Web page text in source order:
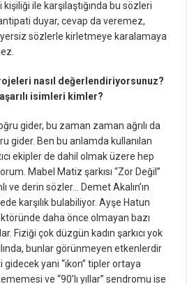
ile karşılaştığında bu sözleri
duyar, cevap da veremez,
sözlerle kirletmeye karalamaya
nasıl değerlendiriyorsunuz?
isimleri kimler?
gider, bu zaman zaman ağrılı da
gider. Ben bu anlamda kullanılan
ekipler de dahil olmak üzere hep
Mabel Matiz şarkısı “Zor Değil”
ve derin sözler… Demet Akalın’ın
karşılık bulabiliyor. Ayşe Hatun
daha önce olmayan bazı
Fiziği çok düzgün kadın şarkıcı yok
bunlar görünmeyen etkenlerdir
yani “ikon” tipler ortaya
ve “90’lı yıllar” sendromu ise